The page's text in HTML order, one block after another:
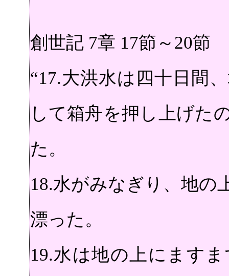
創世記 7章 17節～20節
“17.大洪水は四十日間
して箱舟を押し上げた
た。
18.水がみなぎり、地の
漂った。
19.水は地の上にます